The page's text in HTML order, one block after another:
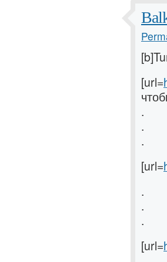
[url=
.
.
.
[url=
.
.
.
[url=